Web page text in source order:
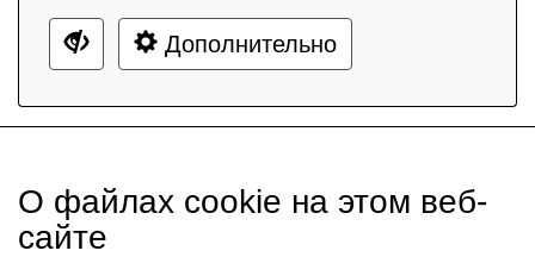
Дополнительно
О файлах cookie на этом веб-
сайте